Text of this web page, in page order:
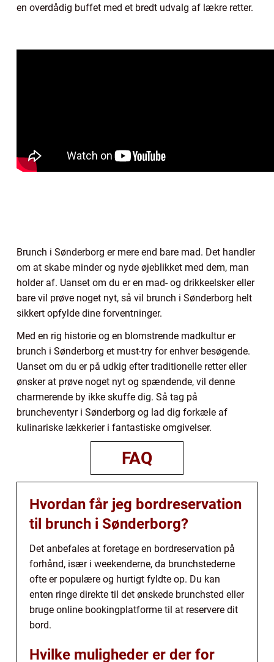
en overdådig buffet med et bredt udvalg af lækre retter.
Brunch i Sønderborg er mere end bare mad. Det handler
om at skabe minder og nyde øjeblikket med dem, man
holder af. Uanset om du er en mad- og drikkeelsker eller
bare vil prøve noget nyt, så vil brunch i Sønderborg helt
sikkert opfylde dine forventninger.
Med en rig historie og en blomstrende madkultur er
brunch i Sønderborg et must-try for enhver besøgende.
Uanset om du er på udkig efter traditionelle retter eller
ønsker at prøve noget nyt og spændende, vil denne
charmerende by ikke skuffe dig. Så tag på
bruncheventyr i Sønderborg og lad dig forkæle af
kulinariske lækkerier i fantastiske omgivelser.
FAQ
Hvordan får jeg bordreservation
til brunch i Sønderborg?
Det anbefales at foretage en bordreservation på
forhånd, især i weekenderne, da brunchstederne
ofte er populære og hurtigt fyldte op. Du kan
enten ringe direkte til det ønskede brunchsted eller
bruge online bookingplatforme til at reservere dit
bord.
Hvilke muligheder er der for